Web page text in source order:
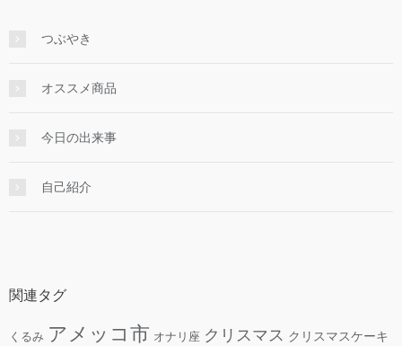
つぶやき
オススメ商品
今日の出来事
自己紹介
関連タグ
くるみ アメッコ市 オナリ座 クリスマス クリスマスケーキ